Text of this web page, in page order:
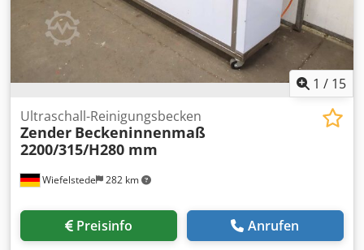
1 / 15
Wiefelstede 282 km
Ultraschall-Reinigungsbecken
Zender Beckeninnenmaß
2200/315/H280 mm
Preisinfo Anrufen